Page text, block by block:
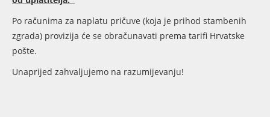
Po računima za naplatu pričuve (koja je prihod stambenih
zgrada) provizija će se obračunavati prema tarifi Hrvatske
pošte.
Unaprijed zahvaljujemo na razumijevanju!